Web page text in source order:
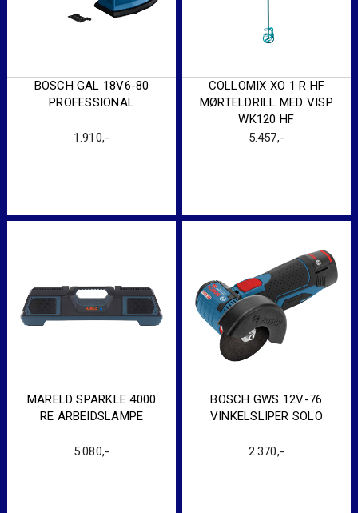
BOSCH GAL 18V6-80
PROFESSIONAL
1.910,-
COLLOMIX XO 1 R HF
MØRTELDRILL MED VISP
WK120 HF
5.457,-
MARELD SPARKLE 4000
RE ARBEIDSLAMPE
5.080,-
BOSCH GWS 12V-76
VINKELSLIPER SOLO
2.370,-